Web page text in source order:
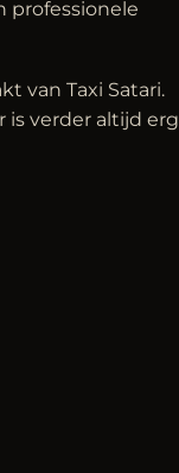
professionele
van Taxi Satari.
is verder altijd erg